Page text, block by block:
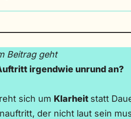
Beitrag geht
irgendwie unrund an?
sich um Klarheit statt
der nicht laut sein